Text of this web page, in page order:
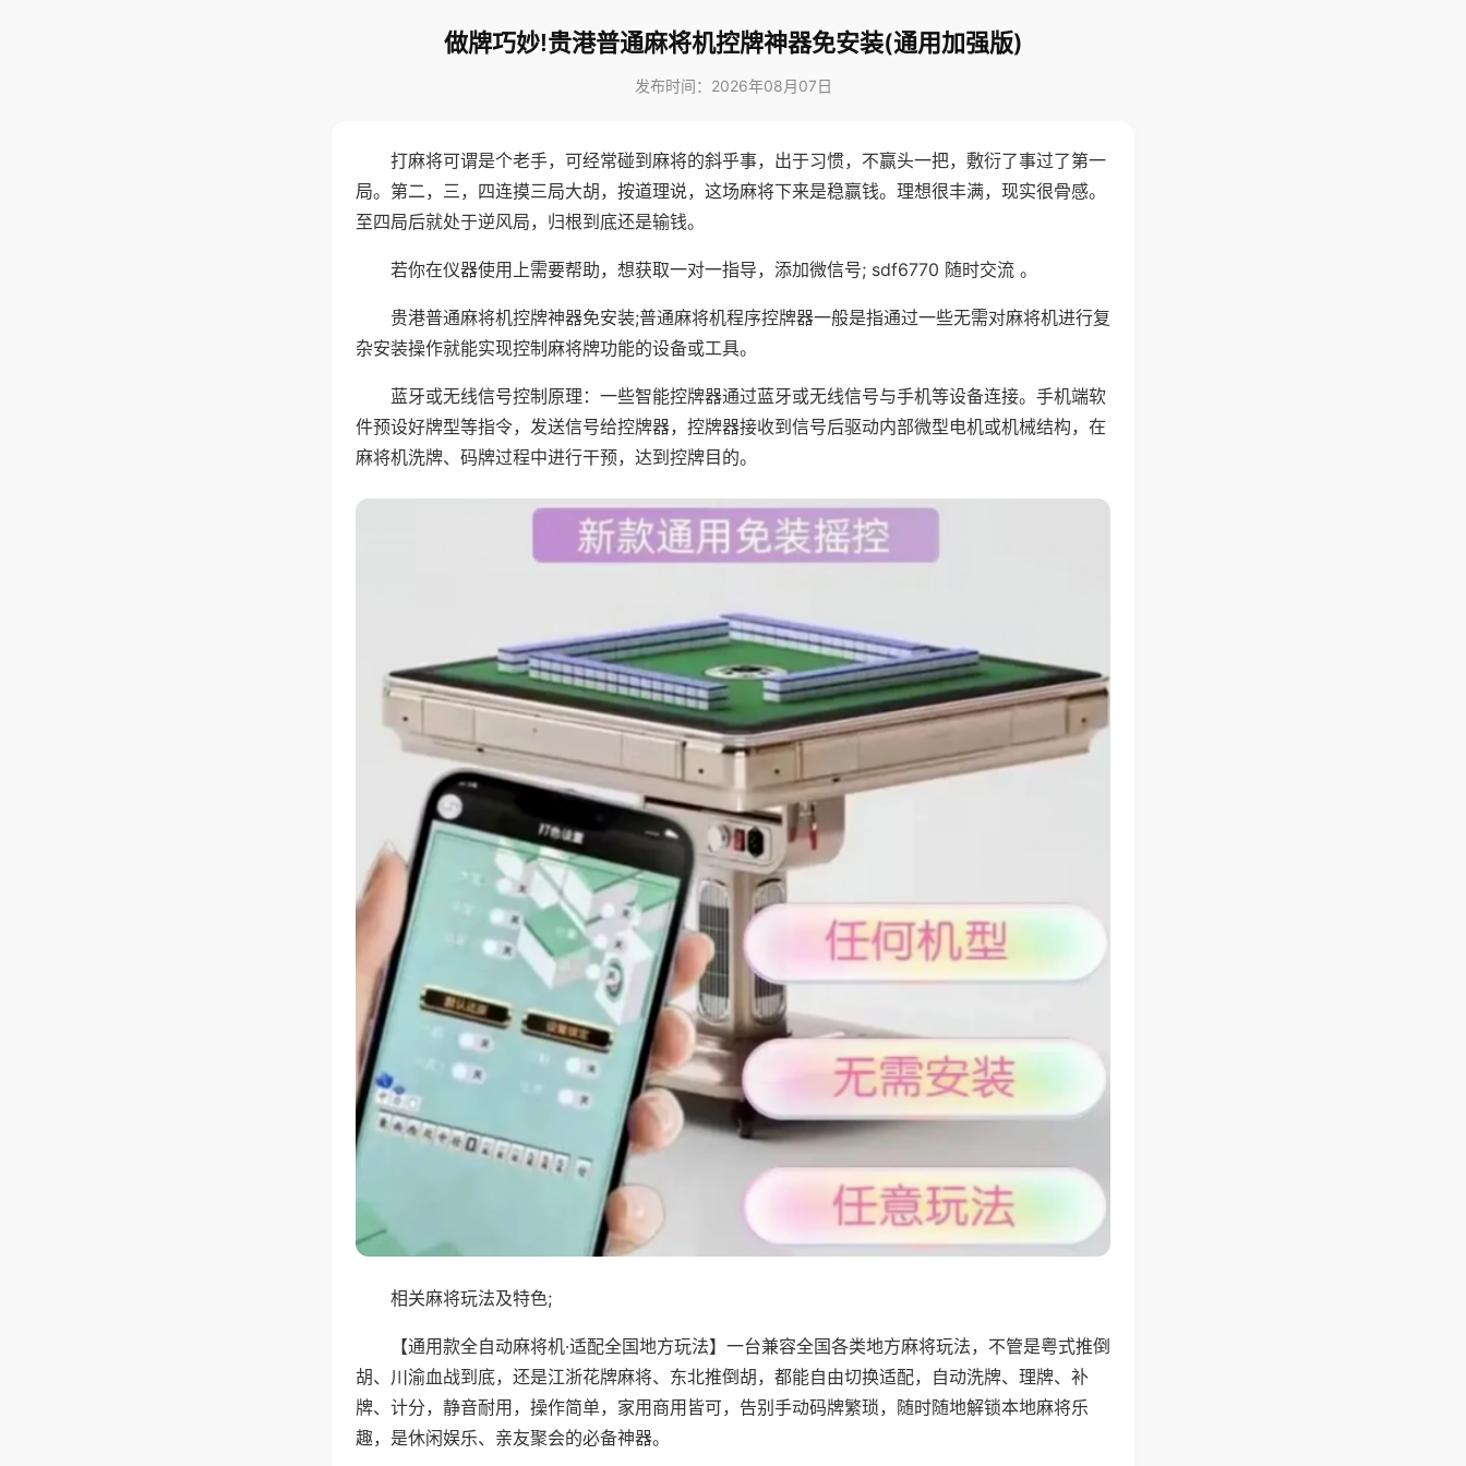
做牌巧妙!贵港普通麻将机控牌神器免安装(通用加强版)
发布时间：2026年08月07日
打麻将可谓是个老手，可经常碰到麻将的斜乎事，出于习惯，不赢头一把，敷衍了事过了第一
局。第二，三，四连摸三局大胡，按道理说，这场麻将下来是稳赢钱。理想很丰满，现实很骨感。
至四局后就处于逆风局，归根到底还是输钱。
若你在仪器使用上需要帮助，想获取一对一指导，添加微信号; sdf6770 随时交流 。
贵港普通麻将机控牌神器免安装;普通麻将机程序控牌器一般是指通过一些无需对麻将机进行复
杂安装操作就能实现控制麻将牌功能的设备或工具。
蓝牙或无线信号控制原理：一些智能控牌器通过蓝牙或无线信号与手机等设备连接。手机端软
件预设好牌型等指令，发送信号给控牌器，控牌器接收到信号后驱动内部微型电机或机械结构，在
麻将机洗牌、码牌过程中进行干预，达到控牌目的。
相关麻将玩法及特色;
【通用款全自动麻将机·适配全国地方玩法】一台兼容全国各类地方麻将玩法，不管是粤式推倒
胡、川渝血战到底，还是江浙花牌麻将、东北推倒胡，都能自由切换适配，自动洗牌、理牌、补
牌、计分，静音耐用，操作简单，家用商用皆可，告别手动码牌繁琐，随时随地解锁本地麻将乐
趣，是休闲娱乐、亲友聚会的必备神器。